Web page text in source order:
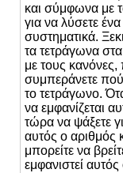
και σύμφωνα με
για να λύσετε
συστηματικά.
τα τετράγωνα
με τους
συμπεράνετε
το τετράγωνο.
να εμφανίζεται
τώρα να ψάξετε
αυτός ο αριθμός
μπορείτε να
εμφανιστεί